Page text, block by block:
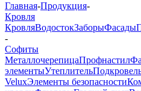
Главная-Продукция-
Кровля
КровляВодостокЗаборыФасады
-
Софиты
МеталлочерепицаПрофнастил
элементыУтеплитель
VeluxЭлементы безопасности